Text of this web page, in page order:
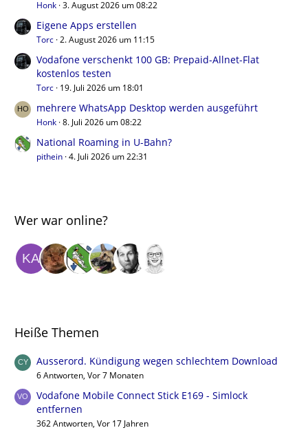
Honk 3. August 2026 um 08:22
Eigene Apps erstellen
Torc 2. August 2026 um 11:15
Vodafone verschenkt 100 GB: Prepaid-Allnet-Flat
kostenlos testen
Torc 19. Juli 2026 um 18:01
mehrere WhatsApp Desktop werden ausgeführt
Honk 8. Juli 2026 um 08:22
National Roaming in U-Bahn?
pithein 4. Juli 2026 um 22:31
Wer war online?
Heiße Themen
Ausserord. Kündigung wegen schlechtem Download
6 Antworten, Vor 7 Monaten
Vodafone Mobile Connect Stick E169 - Simlock
entfernen
362 Antworten, Vor 17 Jahren